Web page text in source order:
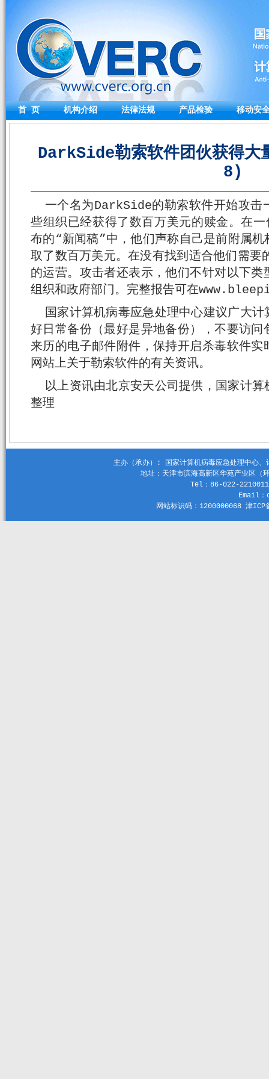
首 页 机构介绍 法律法规 产品检验 移动安
DarkSide勒索软件团伙获得
8)
一个名为DarkSide的勒索软件开始攻击
些组织已经获得了数百万美元的赎金。在
布的“新闻稿”中，他们声称自己是前附属
取了数百万美元。在没有找到适合他们需要
的运营。攻击者还表示，他们不针对以下
组织和政府部门。完整报告可在
国家计算机病毒应急处理中心建议广大
好日常备份（最好是异地备份），不要访
来历的电子邮件附件，保持开启杀毒软件
网站上关于勒索软件的有关资讯。
以上资讯由北京安天公司提供，国家计
整理
主办（承办）: 国家计算机病毒应急处理中心
地址：天津市滨海高新区华苑产业区
Tel：86-022-
Email
网站标识码：1200000068 津